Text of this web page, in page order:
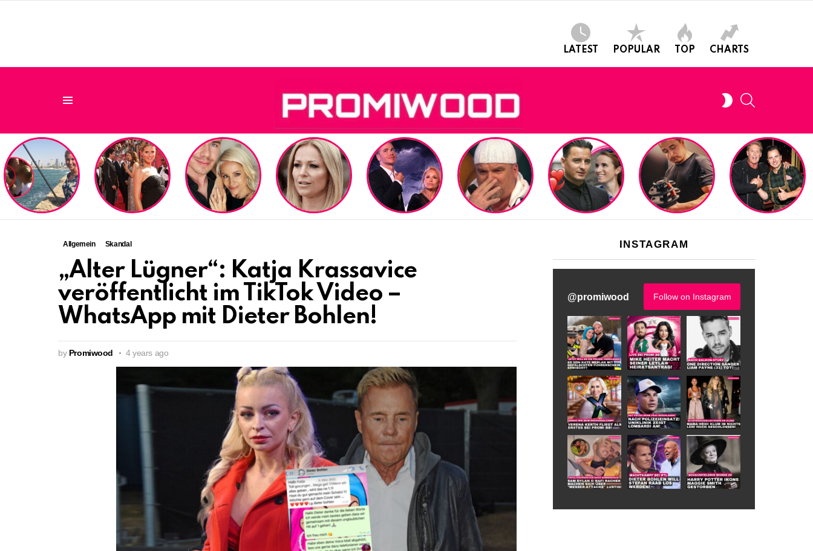
LATEST POPULAR TOP CHARTS
SWITCH
SKIN
LATEST
STORIES
Allgemein Skandal
„Alter Lügner“: Katja Krassavice
veröffentlicht im TikTok Video –
WhatsApp mit Dieter Bohlen!
by Promiwood 4 years ago
INSTAGRAM
@promiwood Follow on Instagram